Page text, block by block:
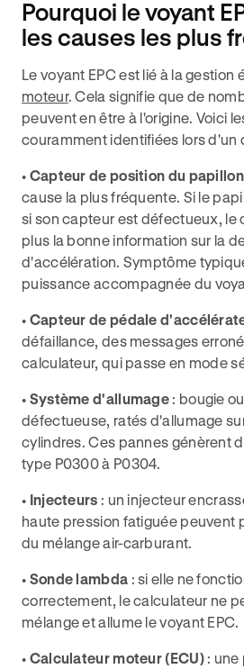
Pourquoi le voyant
les causes les plus
Le voyant EPC est lié à la gestion
moteur. Cela signifie que de
peuvent en être à l'origine. Voici
couramment identifiées lors d'un
• Capteur de position du
cause la plus fréquente. Si le
si son capteur est défectueux, le
plus la bonne information sur la
d'accélération. Symptôme
puissance accompagnée du
• Capteur de pédale
défaillance, des messages
calculateur, qui passe en mode
• Système d'allumage : bougie
défectueuse, ratés d'allumage
cylindres. Ces pannes génèrent
type P0300 à P0304.
• Injecteurs : un injecteur
haute pression fatiguée peuvent
du mélange air-carburant.
• Sonde lambda : si elle ne
correctement, le calculateur ne
mélange et allume le voyant EPC.
• Calculateur moteur (ECU): une